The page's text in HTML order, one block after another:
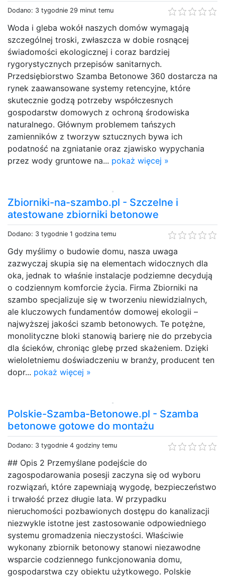
Dodano: 3 tygodnie 29 minut temu
Woda i gleba wokół naszych domów wymagają
szczególnej troski, zwłaszcza w dobie rosnącej
świadomości ekologicznej i coraz bardziej
rygorystycznych przepisów sanitarnych.
Przedsiębiorstwo Szamba Betonowe 360 dostarcza na
rynek zaawansowane systemy retencyjne, które
skutecznie godzą potrzeby współczesnych
gospodarstw domowych z ochroną środowiska
naturalnego. Głównym problemem tańszych
zamienników z tworzyw sztucznych bywa ich
podatność na zgniatanie oraz zjawisko wypychania
przez wody gruntowe na... pokaż więcej »
Zbiorniki-na-szambo.pl - Szczelne i
atestowane zbiorniki betonowe
Dodano: 3 tygodnie 1 godzina temu
Gdy myślimy o budowie domu, nasza uwaga
zazwyczaj skupia się na elementach widocznych dla
oka, jednak to właśnie instalacje podziemne decydują
o codziennym komforcie życia. Firma Zbiorniki na
szambo specjalizuje się w tworzeniu niewidzialnych,
ale kluczowych fundamentów domowej ekologii –
najwyższej jakości szamb betonowych. Te potężne,
monolityczne bloki stanowią barierę nie do przebycia
dla ścieków, chroniąc glebę przed skażeniem. Dzięki
wieloletniemu doświadczeniu w branży, producent ten
dopr... pokaż więcej »
Polskie-Szamba-Betonowe.pl - Szamba
betonowe gotowe do montażu
Dodano: 3 tygodnie 4 godziny temu
## Opis 2 Przemyślane podejście do
zagospodarowania posesji zaczyna się od wyboru
rozwiązań, które zapewniają wygodę, bezpieczeństwo
i trwałość przez długie lata. W przypadku
nieruchomości pozbawionych dostępu do kanalizacji
niezwykle istotne jest zastosowanie odpowiedniego
systemu gromadzenia nieczystości. Właściwie
wykonany zbiornik betonowy stanowi niezawodne
wsparcie codziennego funkcjonowania domu,
gospodarstwa czy obiektu użytkowego. Polskie